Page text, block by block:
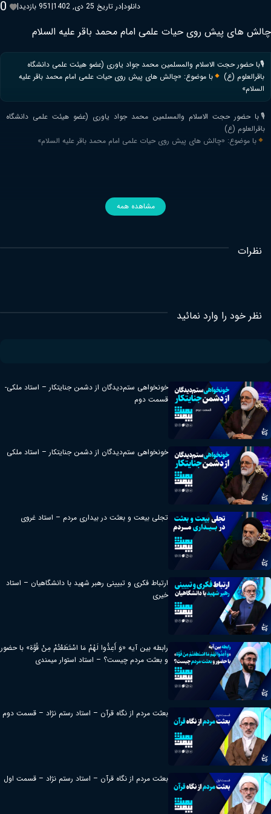
0 | 951 بازدید| در تاریخ 25 دی, 1402|دانلود
چالش های پیش روی حیات علمی امام محمد باقر علیه السلام
🎙با حضور حجت الاسلام والمسلمین محمد جواد یاوری (عضو هیئت علمی دانشگاه
باقرالعلوم (ع)
با موضوع: «چالش های پیش روی حیات علمی امام محمد باقر علیه
السلام»
🎙با حضور حجت الاسلام والمسلمین محمد جواد یاوری (عضو هیئت علمی دانشگاه
باقرالعلوم (ع)
با موضوع: «چالش های پیش روی حیات علمی امام محمد باقر علیه السلام»
مشاهده همه
نظرات
نظر خود را وارد نمائید
خونخواهی ستم‌دیدگان از دشمن جنایتکار – استاد ملکی-
قسمت دوم
خونخواهی ستم‌دیدگان از دشمن جنایتکار – استاد ملکی
تجلی بیعت و بعثت در بیداری مردم – استاد غروی
ارتباط فکری و تبیینی رهبر شهید با دانشگاهیان – استاد
خیری
رابطه بین آیه «وَ أَعِدُّوا لَهُمْ مَا اسْتَطَعْتُمْ مِنْ قُوَّة» با حضور
و بعثت مردم چیست؟ – استاد استوار میمندی
بعثت مردم از نگاه قرآن – استاد رستم نژاد – قسمت دوم
بعثت مردم از نگاه قرآن – استاد رستم نژاد – قسمت اول